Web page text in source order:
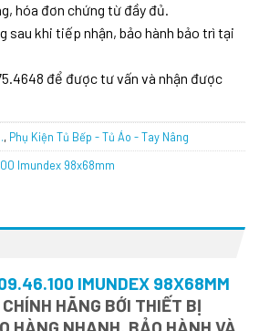
hóa đơn chứng từ đầy đủ.
sau khi tiếp nhận, bảo hành bảo trì tại
để được tư vấn và nhận được
, Phụ Kiện Tủ Bếp - Tủ Áo - Tay Nâng
Imundex 98x68mm
IMUNDEX 98X68MM
HÃNG BỚI THIẾT BỊ